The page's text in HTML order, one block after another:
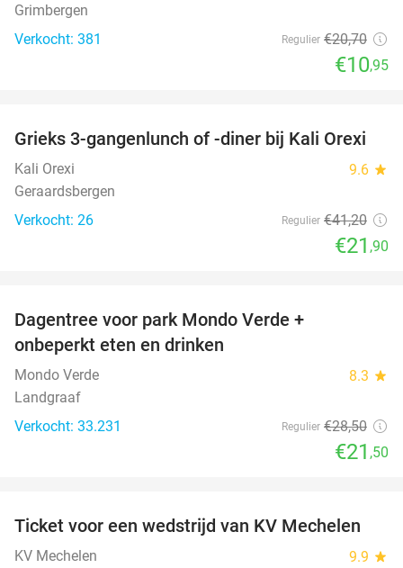
Grimbergen
Verkocht: 381
Regulier €20,70
€10,95
47%
Grieks 3-gangenlunch of -diner bij Kali Orexi
Kali Orexi 9.6 star
Geraardsbergen
Verkocht: 26
Regulier €41,20
€21 ,90
Dagentree voor park Mondo Verde +
onbeperkt eten en drinken
Mondo Verde 8.3 star
Landgraaf
Verkocht: 33.231
Regulier €28,50
€21 ,50
42%
Ticket voor een wedstrijd van KV Mechelen
KV Mechelen 9.9 star